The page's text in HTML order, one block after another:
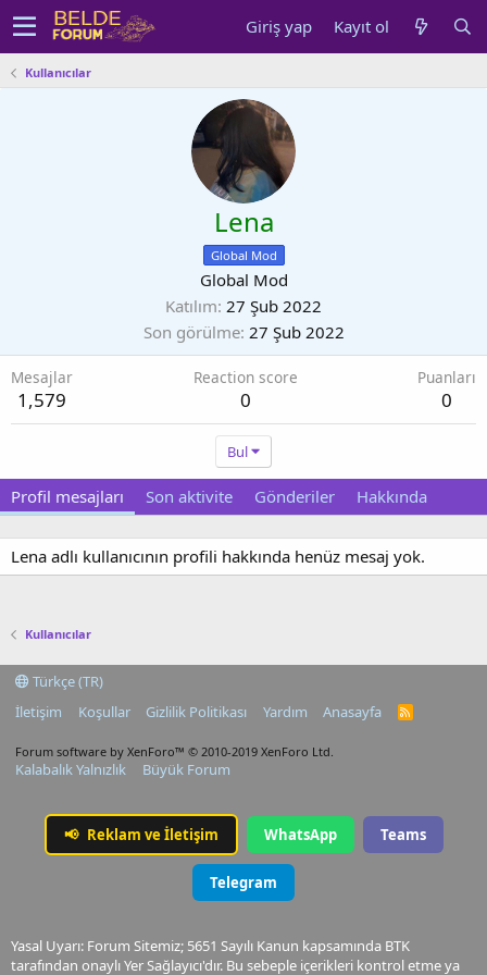
Giriş yap Kayıt ol
Kullanıcılar
Lena
Global Mod
Global Mod
Katılım 27 Şub 2022
Son görülme 27 Şub 2022
Mesajlar
1,579
Reaction score
0
Puanları
0
Bul
Profil mesajları Son aktivite Gönderiler Hakkında
Lena adlı kullanıcının profili hakkında henüz mesaj yok.
Kullanıcılar
Türkçe (TR)
İletişim
Koşullar Gizlilik Politikası Yardım Anasayfa
R
Forum software by XenForo™ © 2010-2019 XenForo Ltd.
Kalabalık Yalnızlık Büyük Forum
📢 Reklam ve İletişim WhatsApp Teams
Telegram
Yasal Uyarı: Forum Sitemiz; 5651 Sayılı Kanun kapsamında BTK
tarafından onaylı Yer Sağlayıcı'dır. Bu sebeple içerikleri kontrol etme ya